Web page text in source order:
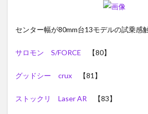
センター幅が80mm台13モデルの試乗感触
サロモン S/FORCE 【80】
グッドシー crux 【81】
ストックリ Laser AR 【83】